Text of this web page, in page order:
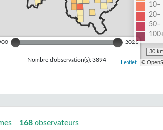
2026
Nombre d'observation(s): 3894
10–
20–
50–
30
Leaflet| ©
168 observateurs